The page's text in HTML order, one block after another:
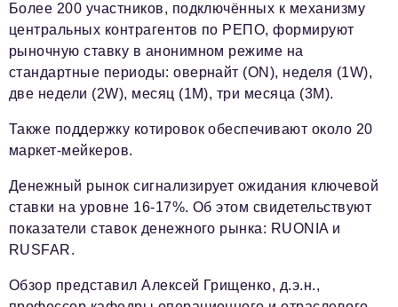
Более 200 участников, подключённых к механизму
центральных контрагентов по РЕПО, формируют
рыночную ставку в анонимном режиме на
стандартные периоды: овернайт (ON), неделя (1W),
две недели (2W), месяц (1M), три месяца (3M).
Также поддержку котировок обеспечивают около 20
маркет-мейкеров.
Денежный рынок сигнализирует ожидания ключевой
ставки на уровне 16-17%. Об этом свидетельствуют
показатели ставок денежного рынка: RUONIA и
RUSFAR.
Обзор представил Алексей Грищенко, д.э.н.,